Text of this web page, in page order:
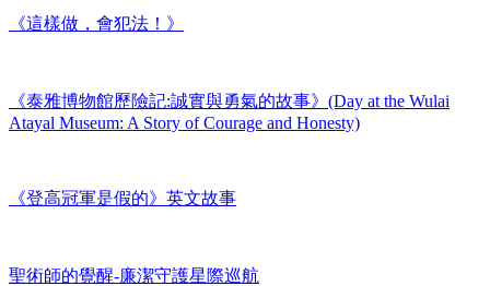
《這樣做，會犯法！》
《泰雅博物館歷險記:誠實與勇氣的故事》(Day at the Wulai
Atayal Museum: A Story of Courage and Honesty)
《登高冠軍是假的》英文故事
聖術師的覺醒-廉潔守護星際巡航